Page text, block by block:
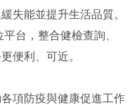
失能並提升生活品質。
台，整合健檢查詢、
便利、可近。
項防疫與健康促進工作